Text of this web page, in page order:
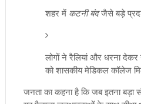
शहर में कटनी बंदजैसे बड़े
लोगों ने रैलियां और धरना
को शासकीय मेडिकल कॉलेज
जनता का कहना है कि जब इतना बड़ा